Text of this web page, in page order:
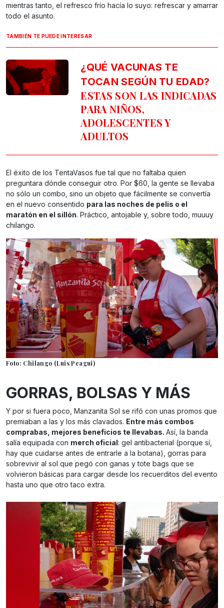
mientras tanto, el refresco frío hacía lo suyo: refrescar y amarrar
todo el asunto.
TAMBIÉN TE PUEDE INTERESAR
¿QUÉ VACUNAS TE
TOCAN SEGÚN TU EDAD?
ESTAS SON LAS INDICADAS
PARA NIÑOS,
ADOLESCENTES Y
ADULTOS
El éxito de los TentaVasos fue tal que no faltaba quien
preguntara dónde conseguir otro. Por $60, la gente se llevaba
no sólo un combo, sino un objeto que fácilmente se convertía
en el nuevo consentido para las noches de pelis o el
maratón en el sillón. Práctico, antojable y, sobre todo, muuuy
chilango.
Foto: Chilango (Luis Peagui)
GORRAS, BOLSAS Y MÁS
Y por si fuera poco, Manzanita Sol se rifó con unas promos que
premiaban a las y los más clavados. Entre más combos
comprabas, mejores beneficios te llevabas. Así, la banda
salía equipada con merch oficial: gel antibacterial (porque sí,
hay que cuidarse antes de entrarle a la botana), gorras para
sobrevivir al sol que pegó con ganas y tote bags que se
volvieron básicas para cargar desde los recuerditos del evento
hasta uno que otro taco extra.